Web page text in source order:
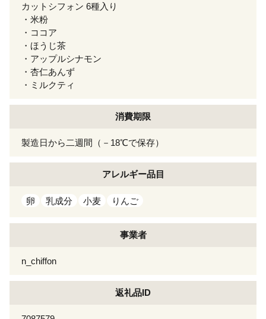
カットシフォン 6種入り
・米粉
・ココア
・ほうじ茶
・アップルシナモン
・杏仁あんず
・ミルクティ
消費期限
製造日から二週間（－18℃で保存）
アレルギー品目
卵 乳成分 小麦 りんご
事業者
n_chiffon
返礼品ID